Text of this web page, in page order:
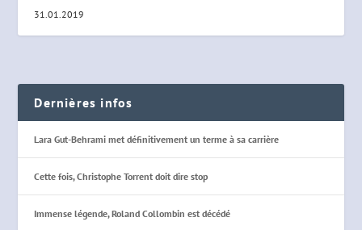
31.01.2019
Dernières infos
Lara Gut-Behrami met définitivement un terme à sa carrière
Cette fois, Christophe Torrent doit dire stop
Immense légende, Roland Collombin est décédé